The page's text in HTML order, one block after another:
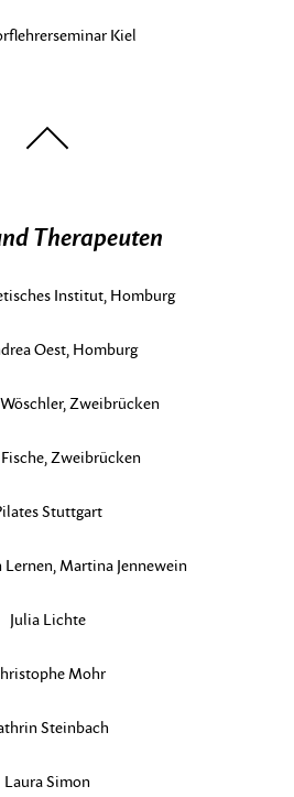
Kiel
Therapeuten
Institut, Homburg
Oest, Homburg
Wöschler, Zweibrücken
Fische, Zweibrücken
Stuttgart
Lernen, Martina Jennewein
Julia Lichte
Mohr
Steinbach
Laura Simon